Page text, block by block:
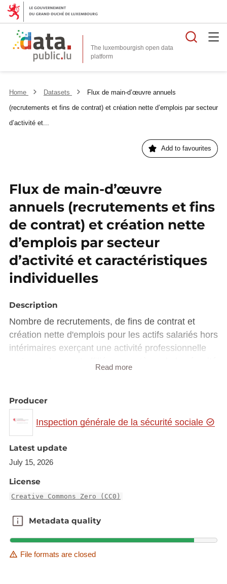
The luxembourgish open data
platform
Home Datasets
Flux de main-d’œuvre annuels
(recrutements et fins de contrat) et création nette d’emplois par secteur
d’activité et...
Add to favourites
Flux de main-d’œuvre
annuels (recrutements et fins
de contrat) et création nette
d’emplois par secteur
d’activité et caractéristiques
individuelles
Description
Nombre de recrutements, de fins de contrat et
création nette d'emplois pour les actifs salariés hors
intérimaires exerçant une activité professionnelle
de 2009, situation fin mars et fin septembre chaque
Read more
Producer
Inspection générale de la sécurité sociale
Latest update
July 15, 2026
License
Creative Commons Zero (CC0)
Metadata quality
Metadata quality
File formats are closed